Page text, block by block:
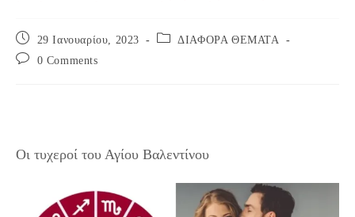
Post
published:
29 Ιανουαρίου, 2023
Post ΔΙΑΦΟΡΑ ΘΕΜΑΤΑ
Post
0 Comments
Οι τυχεροί του Αγίου Βαλεντίνου